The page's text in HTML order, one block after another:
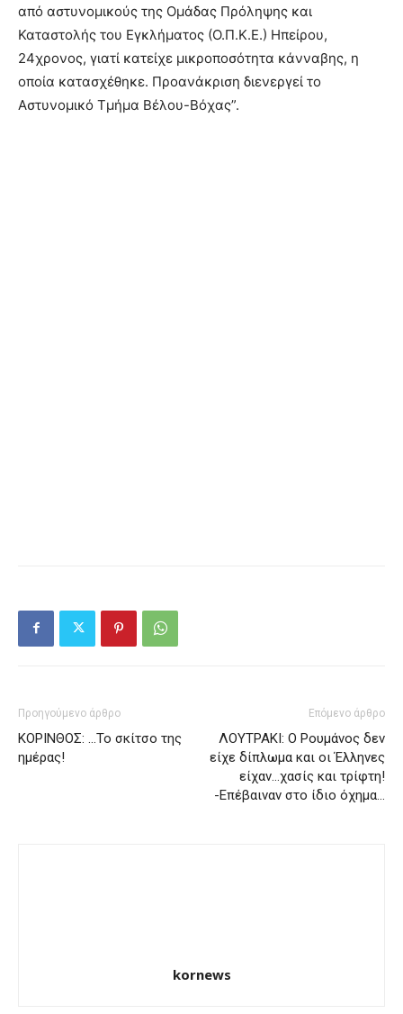
από αστυνομικούς της Ομάδας Πρόληψης και
Καταστολής του Εγκλήματος (Ο.Π.Κ.Ε.) Ηπείρου,
24χρονος, γιατί κατείχε μικροποσότητα κάνναβης, η
οποία κατασχέθηκε. Προανάκριση διενεργεί το
Αστυνομικό Τμήμα Βέλου-Βόχας”.
Προηγούμενο άρθρο
ΚΟΡΙΝΘΟΣ: …Το σκίτσο της
ημέρας!
Επόμενο άρθρο
ΛΟΥΤΡΑΚΙ: Ο Ρουμάνος δεν
είχε δίπλωμα και οι Έλληνες
είχαν…χασίς και τρίφτη!
-Επέβαιναν στο ίδιο όχημα…
kornews